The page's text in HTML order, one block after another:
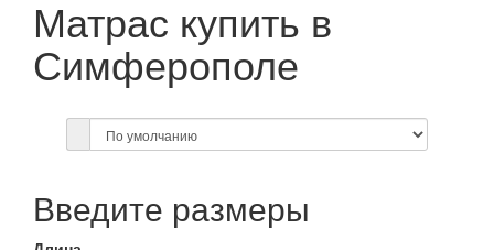
Матрас купить в
Симферополе
Введите размеры